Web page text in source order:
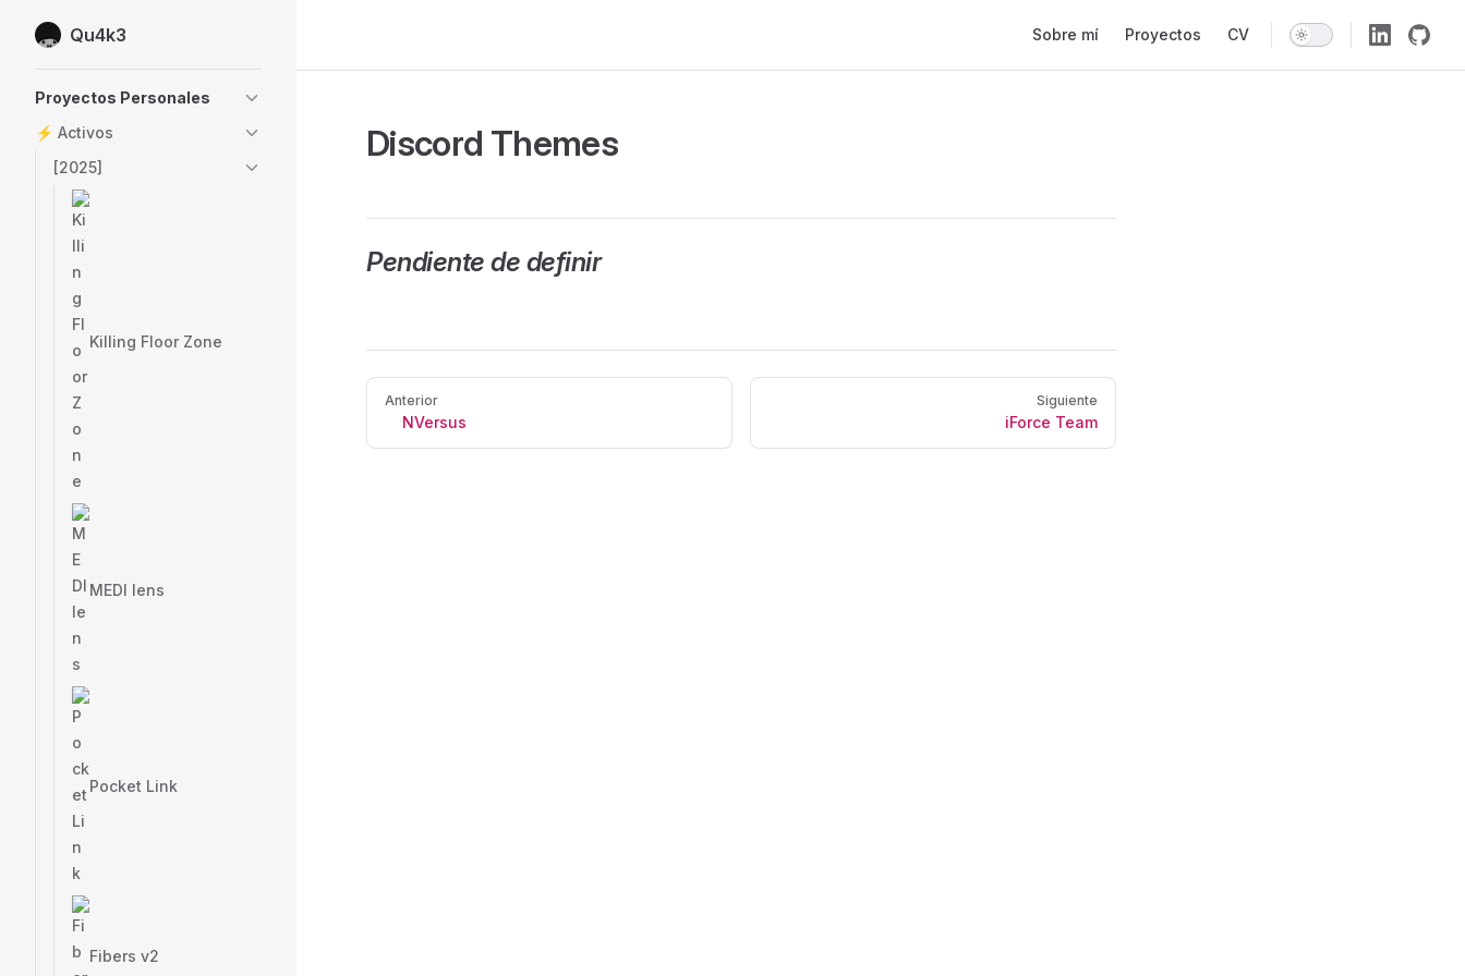
Skip to content
Qu4k3 Sobre mí Proyectos CV
Proyectos Personales
⚡ Activos
[2025]
Killing Floor Zone
MEDI lens
Pocket Link
Fibers v2
Discord Themes
Pendiente de definir
Pager
Anterior
NVersus
Siguiente
iForce Team